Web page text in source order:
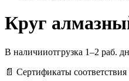
Круг
В наличииотгрузка 1–2 раб.
📄 Сертификаты